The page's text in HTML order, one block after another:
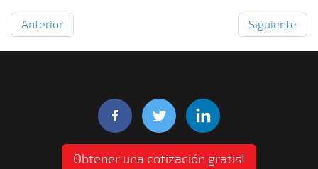
Anterior Siguiente
Obtener una cotización gratis!